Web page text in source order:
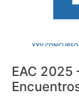
EAC 2025